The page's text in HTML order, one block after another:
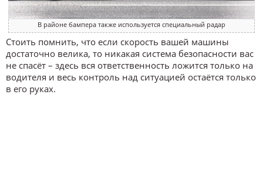
В районе бампера также используется специальный радар
Стоить помнить, что если скорость вашей машины
достаточно велика, то никакая система безопасности вас
не спасёт – здесь вся ответственность ложится только на
водителя и весь контроль над ситуацией остаётся только
в его руках.